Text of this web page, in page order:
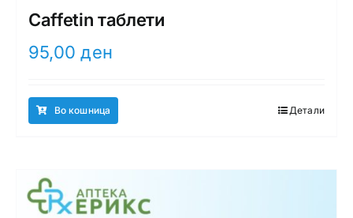
Caffetin таблети
95,00ден
Во кошница Детали